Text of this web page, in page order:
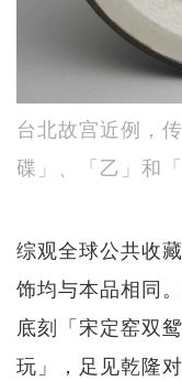
台北故宫近例，
碟」、「乙」和
综观全球公共收
饰均与本品相同
底刻「宋定窑双
玩」，足见乾隆